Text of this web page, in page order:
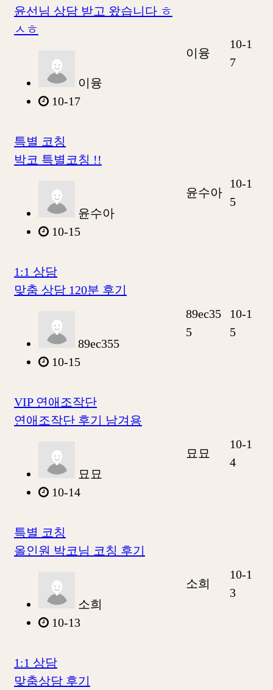
윤선님 상담 받고 왔습니다 ㅎ
ㅅㅎ
이융
10-17
이융
10-1
7
특별 코칭
박코 특별코칭 !!
윤수아
10-15
윤수아
10-1
5
1:1 상담
맞춤 상담 120분 후기
89ec355
10-15
89ec35
5
10-1
5
VIP 연애조작단
연애조작단 후기 남겨용
묘묘
10-14
묘묘
10-1
4
특별 코칭
올인원 박코님 코칭 후기
소희
10-13
소희
10-1
3
1:1 상담
맞춤상담 후기